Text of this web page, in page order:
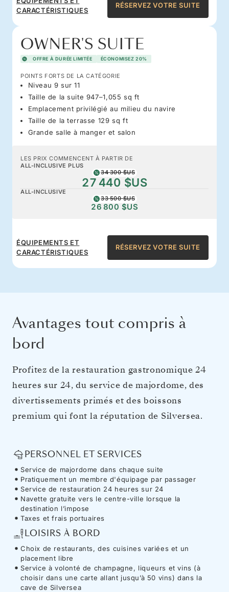
CARACTÉRISTIQUES
RÉSERVEZ VOTRE SUITE
OWNER'S SUITE
OFFRE À DURÉE LIMITÉE ÉCONOMISEZ 20%
POINTS FORTS DE LA CATÉGORIE
Niveau 9 sur 11
Taille de la suite 947–1,055 sq ft
Emplacement privilégié au milieu du navire
Taille de la terrasse 129 sq ft
Grande salle à manger et salon
LES PRIX COMMENCENT À PARTIR DE
ALL-INCLUSIVE PLUS
34 300 $US
27 440 $US
ALL-INCLUSIVE
33 500 $US
26 800 $US
ÉQUIPEMENTS ET
CARACTÉRISTIQUES
RÉSERVEZ VOTRE SUITE
Avantages tout compris à
bord
Profitez de la restauration gastronomique 24
heures sur 24, du service de majordome, des
divertissements primés et des boissons
premium qui font la réputation de Silversea.
PERSONNEL ET SERVICES
Service de majordome dans chaque suite
Pratiquement un membre d'équipage par passager
Service de restauration 24 heures sur 24
Navette gratuite vers le centre-ville lorsque la
destination l’impose
Taxes et frais portuaires
LOISIRS À BORD
Choix de restaurants, des cuisines variées et un
placement libre
Service à volonté de champagne, liqueurs et vins (à
choisir dans une carte allant jusqu’à 50 vins) dans la
cave de Silversea